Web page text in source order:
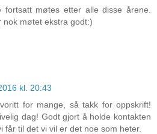
fortsatt møtes etter alle disse årene.
nok møtet ekstra godt:)
kl. 20:43
for mange, så takk for oppskrift!
dag! Godt gjort å holde kontakten
får til det vi vil er det noe som heter.